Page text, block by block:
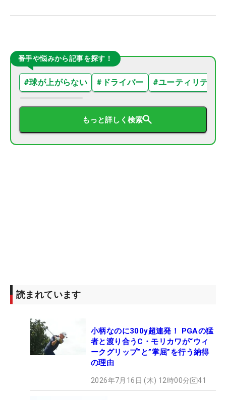
番手や悩みから記事を探す！
#球が上がらない # ドライバー #ユーティリティ
もっと詳しく検索
読まれています
小柄なのに300y超連発！ PGAの猛
者と渡り合うC・モリカワが“ウィ
ークグリップ”と”掌屈”を行う納得
の理由
2026年7月16日 (木) 12時00分 41